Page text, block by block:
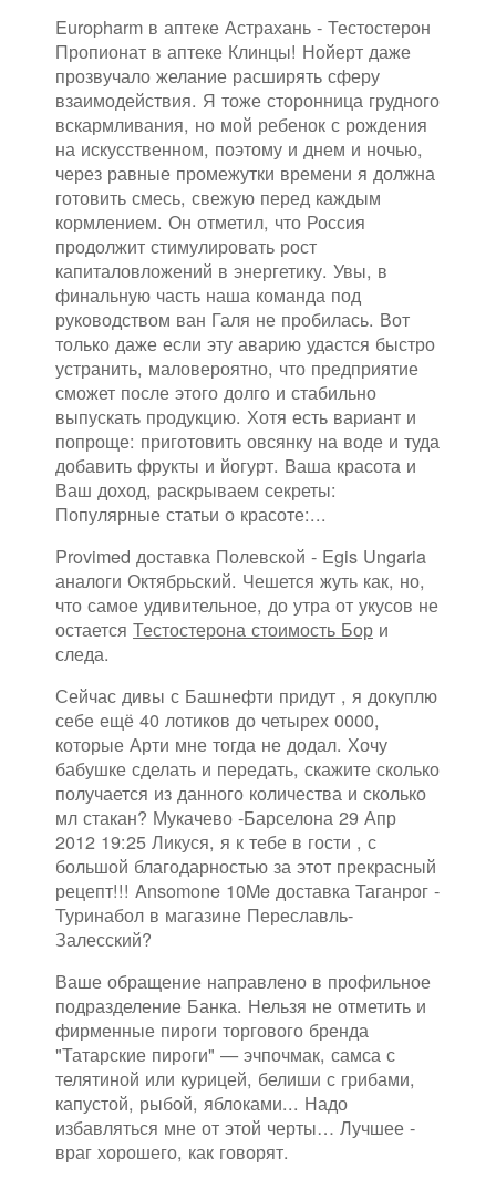
Europharm в аптеке Астрахань - Тестостерон
Пропионат в аптеке Клинцы! Нойерт даже
прозвучало желание расширять сферу
взаимодействия. Я тоже сторонница грудного
вскармливания, но мой ребенок с рождения
на искусственном, поэтому и днем и ночью,
через равные промежутки времени я должна
готовить смесь, свежую перед каждым
кормлением. Он отметил, что Россия
продолжит стимулировать рост
капиталовложений в энергетику. Увы, в
финальную часть наша команда под
руководством ван Галя не пробилась. Вот
только даже если эту аварию удастся быстро
устранить, маловероятно, что предприятие
сможет после этого долго и стабильно
выпускать продукцию. Хотя есть вариант и
попроще: приготовить овсянку на воде и туда
добавить фрукты и йогурт. Ваша красота и
Ваш доход, раскрываем секреты:
Популярные статьи о красоте:...
Provimed доставка Полевской - Egis Ungaria
аналоги Октябрьский. Чешется жуть как, но,
что самое удивительное, до утра от укусов не
остается Тестостерона стоимость Бор и
следа.
Сейчас дивы с Башнефти придут , я докуплю
себе ещё 40 лотиков до четырех 0000,
которые Арти мне тогда не додал. Хочу
бабушке сделать и передать, скажите сколько
получается из данного количества и сколько
мл стакан? Мукачево -Барселона 29 Апр
2012 19:25 Ликуся, я к тебе в гости , с
большой благодарностью за этот прекрасный
рецепт!!! Ansomone 10Me доставка Таганрог -
Туринабол в магазине Переславль-
Залесский?
Ваше обращение направлено в профильное
подразделение Банка. Нельзя не отметить и
фирменные пироги торгового бренда
"Татарские пироги" — эчпочмак, самса с
телятиной или курицей, белиши с грибами,
капустой, рыбой, яблоками... Надо
избавляться мне от этой черты… Лучшее -
враг хорошего, как говорят.